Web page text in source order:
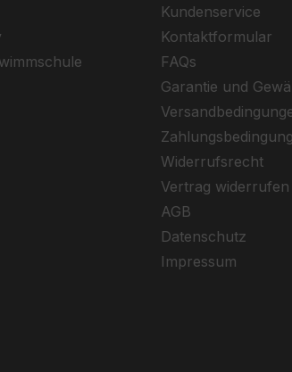
Kundenservice
Kontaktformular
FAQs
Garantie und
Widerrufsrecht
Vertrag widerrufen
AGB
Datenschutz
Impressum